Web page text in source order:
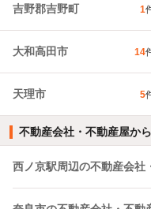
吉野郡吉野町 1
大和高田市 14
天理市 5
不動産会社・不動産屋か
西ノ京駅周辺の不動産会社